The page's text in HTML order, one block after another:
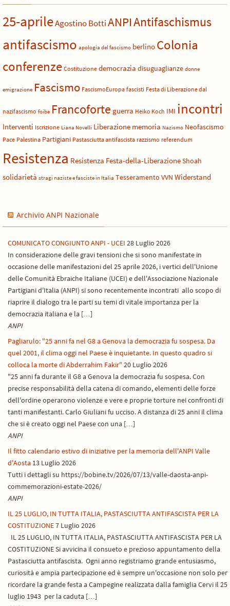
25-aprileAgostino BottiANPIAntifaschismus
antifascismo apologia del fascismo berlino Colonia
conferenze Costituzione democrazia disuguaglianze donne
emigrazione Fascismo FascismoEuropa fascisti Festa di Liberazione dal
nazifascismo foibe Francoforte guerra Heiko Koch IMI incontri
Interventi Iscrizione Liana Novelli Liberazione memoria Nazismo Neofascismo
Pace Palestina Partigiani Pastasciutta antifascista razzismo referendum
Resistenza Resistenza Festa-della-LiberazioneShoah
solidarietà stragi naziste e fasciste in Italia Tesseramento VVN Widerstand
Archivio ANPI Nazionale
COMUNICATO CONGIUNTO ANPI - UCEI 28 Luglio 2026
In considerazione delle gravi tensioni che si sono manifestate in
occasione delle manifestazioni del 25 aprile 2026, i vertici dell'Unione
delle Comunità Ebraiche Italiane (UCEI) e dell'Associazione Nazionale
Partigiani d'Italia (ANPI) si sono recentemente incontrati allo scopo di
riaprire il dialogo tra le parti su temi di vitale importanza per la
democrazia italiana e la […]
ANPI
Pagliarulo: "25 anni fa nel G8 a Genova la democrazia fu sospesa. Da
quel 2001, il clima oggi nel Paese è inquietante. In questo quadro si
colloca la morte di Abderrahim Fakir" 20 Luglio 2026
"25 anni fa durante il G8 a Genova la democrazia fu sospesa. Con
precise responsabilità della catena di comando, elementi delle forze
dell'ordine operarono violenze e vere e proprie torture nei confronti di
tanti manifestanti. Carlo Giuliani fu ucciso. A distanza di 25 anni il clima
che si è creato oggi nel Paese con una […]
ANPI
Il fitto calendario estivo di iniziative per la memoria dell'ANPI Valle
d'Aosta 13 Luglio 2026
Tutti i dettagli su https://bobine.tv/2026/07/13/valle-daosta-anpi-
commemorazioni-estate-2026/
ANPI
IL 25 LUGLIO, IN TUTTA ITALIA, PASTASCIUTTA ANTIFASCISTA PER LA
COSTITUZIONE7 Luglio 2026
IL 25 LUGLIO, IN TUTTA ITALIA, PASTASCIUTTA ANTIFASCISTA PER LA
COSTITUZIONE Si avvicina il consueto e prezioso appuntamento della
Pastasciutta antifascista. Ogni anno registriamo grande entusiasmo,
curiosità e ampia partecipazione ed è sempre un'occasione non solo per
ricordare la grande festa a Campegine realizzata dalla famiglia Cervi il 25
luglio 1943 per la caduta […]